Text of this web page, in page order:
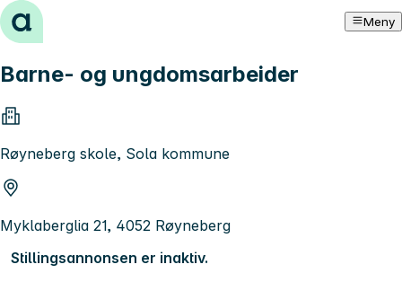
Hopp til innhold Meny
Barne- og ungdomsarbeider
Røyneberg skole, Sola kommune
Myklaberglia 21, 4052 Røyneberg
Stillingsannonsen er inaktiv.